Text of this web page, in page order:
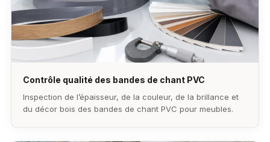
Contrôle qualité des bandes de chant PVC
Inspection de l’épaisseur, de la couleur, de la brillance et
du décor bois des bandes de chant PVC pour meubles.